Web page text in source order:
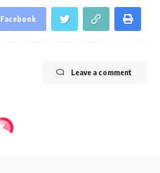
Facebook
Leave a comment